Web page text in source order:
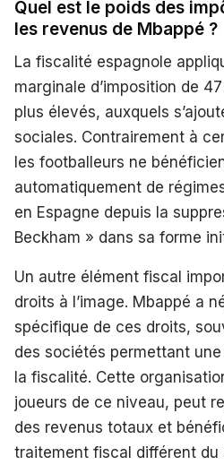
Quel est le poids des
les revenus de Mbappé ?
La fiscalité espagnole
marginale d’imposition de
plus élevés, auxquels
sociales. Contrairement à
les footballeurs ne
automatiquement de
en Espagne depuis la
Beckham » dans sa forme
Un autre élément fiscal
droits à l’image. Mbappé a
spécifique de ces droits,
des sociétés permettant
la fiscalité. Cette
joueurs de ce niveau, peut
des revenus totaux et
traitement fiscal différent du